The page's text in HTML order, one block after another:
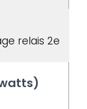
relais 2e